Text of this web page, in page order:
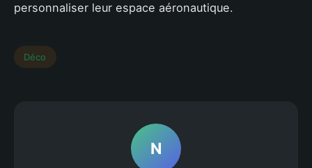
personnaliser leur espace aéronautique.
Déco
N